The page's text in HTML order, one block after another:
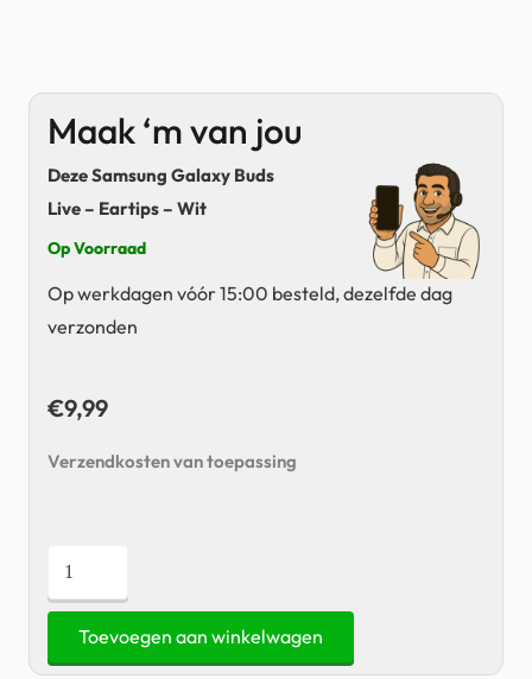
Maak ‘m van jou
Deze Samsung Galaxy Buds
Live – Eartips – Wit
Op Voorraad
Op werkdagen vóór 15:00 besteld, dezelfde dag
verzonden
€9,99
Verzendkosten van toepassing
Samsung
Galaxy
Buds
Live
Toevoegen aan winkelwagen